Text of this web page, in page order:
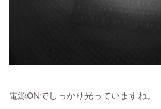
電源ONでしっかり光っていますね。